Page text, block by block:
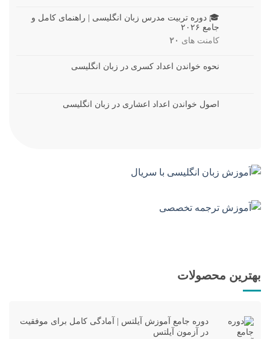
🎓 دوره تربیت مدرس زبان انگلیسی | راهنمای کامل و
جامع ۲۰۲۶
کامنت های ۲۰
نحوه خواندن اعداد کسری در زبان انگلیسی
اصول خواندن اعداد اعشاری در زبان انگلیسی
بهترین محصولات
دوره جامع آموزش آیلتس | آمادگی کامل برای موفقیت
در آزمون آیلتس